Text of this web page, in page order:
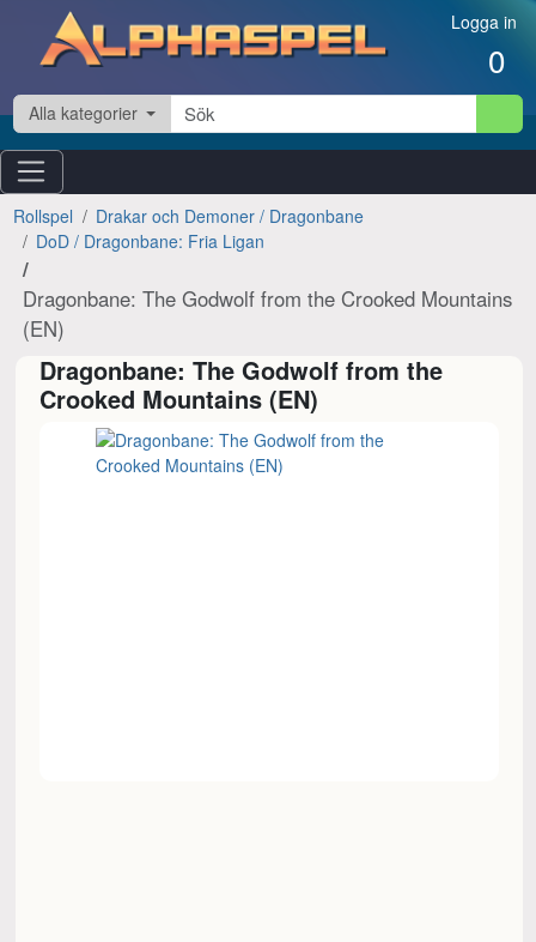
Hoppa till innehåll Logga in
0
Alla kategorier
Rollspel
Drakar och Demoner / Dragonbane
DoD / Dragonbane: Fria Ligan
Dragonbane: The Godwolf from the Crooked Mountains
(EN)
Dragonbane: The Godwolf from the
Crooked Mountains (EN)